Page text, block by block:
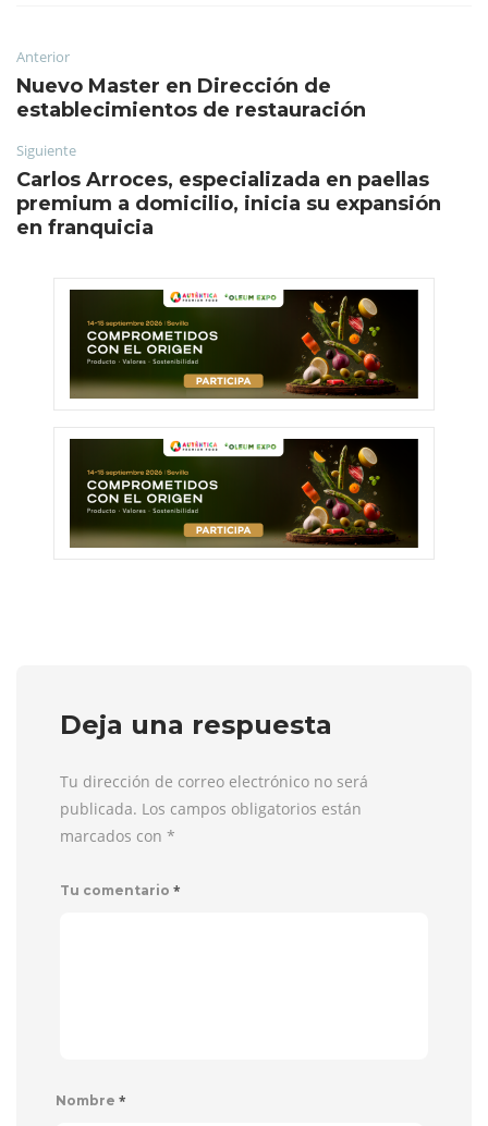
Anterior
Nuevo Master en Dirección de
establecimientos de restauración
Siguiente
Carlos Arroces, especializada en paellas
premium a domicilio, inicia su expansión
en franquicia
Deja una respuesta
Tu dirección de correo electrónico no será
publicada. Los campos obligatorios están
marcados con *
Tu comentario *
Nombre *